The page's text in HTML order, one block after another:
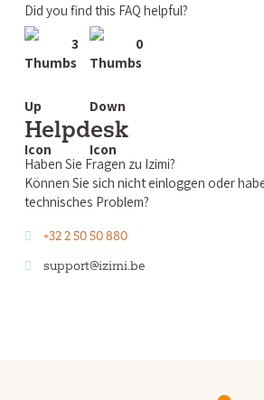
Did you find this FAQ helpful?
3
0
Helpdesk
Haben Sie Fragen zu Izimi?
Können Sie sich nicht einloggen oder
technisches Problem?
+32 2 50 50 880
support@izimi.be